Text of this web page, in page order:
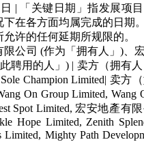
日 | 「关键日期」指发展项
下在各方面均属完成的日期
许的任何延期所规限的。
限公司 (作为「拥有人」)、
聘用的人」) | 卖方（拥有
Champion Limited| 卖方
On Group Limited, Wang
Spot Limited, 宏安地產有
Hope Limited, Zenith
Limited, Mighty Path